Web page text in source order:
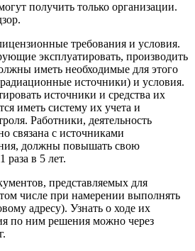
получить только организации.
требования и условия.
эксплуатировать, производить
иметь необходимые для этого
источники) и условия.
источники и средства их
иметь систему их учета и
Работники, деятельность
связана с источниками
должны повышать свою
в 5 лет.
представляемых для
числе при намерении выполнять
адресу). Узнать о ходе их
по ним решения можно через